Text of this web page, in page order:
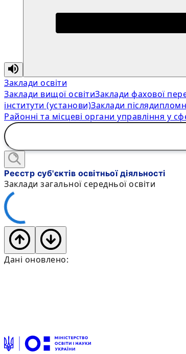
Заклади освіти
Заклади вищої освітиЗаклади фахової
інститути (установи)Заклади
Районні та місцеві органи управління у
Реєстр суб'єктів освітньої діяльності
Заклади загальної середньої освіти
Дані оновлено: